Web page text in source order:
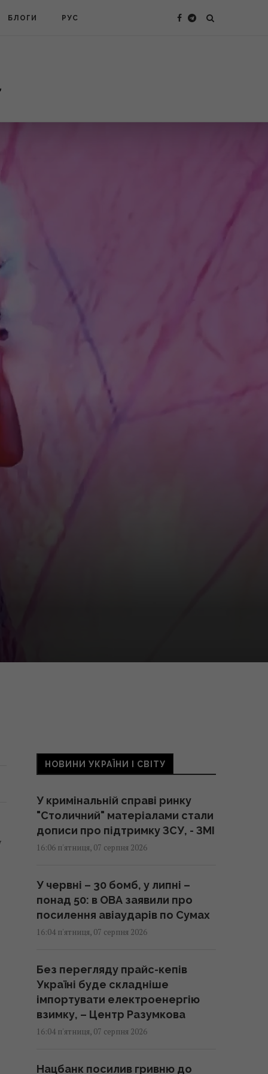
БЛОГИ РУС
НОВИНИ УКРАЇНИ І СВІТУ
У кримінальній справі ринку
"Столичний" матеріалами стали
дописи про підтримку ЗСУ, - ЗМІ
16:06 п'ятниця, 07 серпня 2026
У червні – 30 бомб, у липні –
понад 50: в ОВА заявили про
посилення авіаударів по Сумах
16:04 п'ятниця, 07 серпня 2026
Без перегляду прайс-кепів
Україні буде складніше
імпортувати електроенергію
взимку, – Центр Разумкова
16:04 п'ятниця, 07 серпня 2026
Нацбанк посилив гривню до